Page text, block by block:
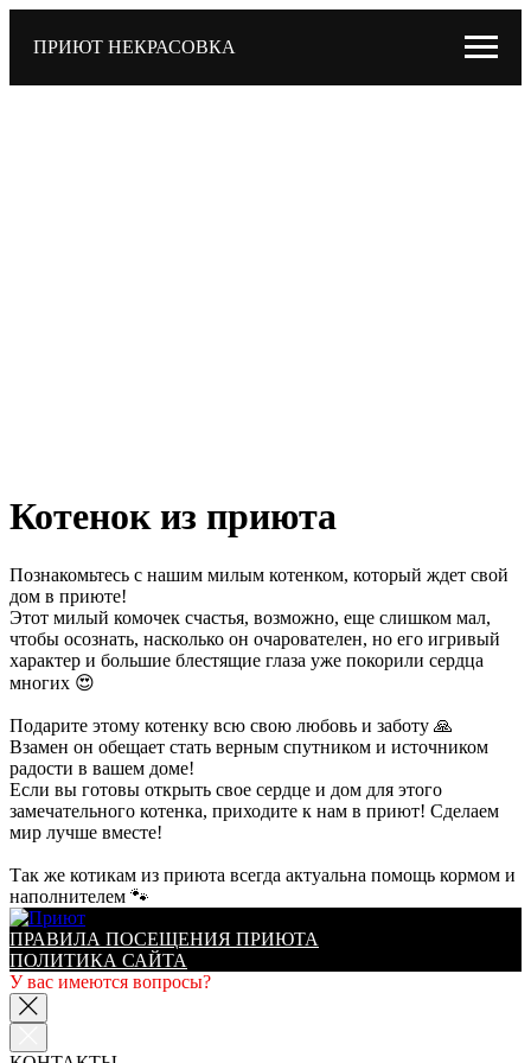
ПРИЮТ НЕКРАСОВКА
Котенок из приюта
Познакомьтесь с нашим милым котенком, который ждет свой
дом в приюте!
Этот милый комочек счастья, возможно, еще слишком мал,
чтобы осознать, насколько он очарователен, но его игривый
характер и большие блестящие глаза уже покорили сердца
многих 😍
Подарите этому котенку всю свою любовь и заботу 🙏
Взамен он обещает стать верным спутником и источником
радости в вашем доме!
Если вы готовы открыть свое сердце и дом для этого
замечательного котенка, приходите к нам в приют! Сделаем
мир лучше вместе!
Так же котикам из приюта всегда актуальна помощь кормом и
наполнителем 🐾
ПРАВИЛА ПОСЕЩЕНИЯ ПРИЮТА
ПОЛИТИКА САЙТА
У вас имеются вопросы?